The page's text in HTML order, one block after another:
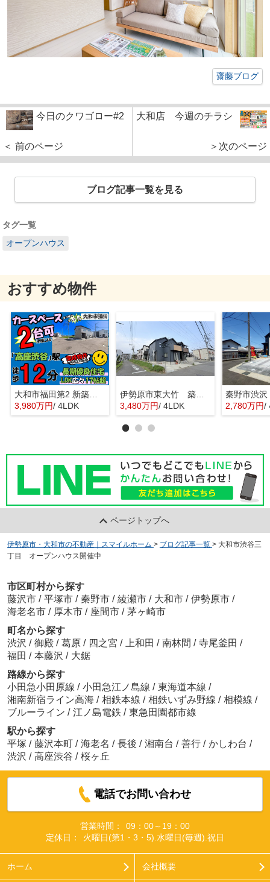
齋藤ブログ
今日のクワゴロー#2
＜ 前のページ
大和店 今週のチラシ
＞次のページ
ブログ記事一覧を見る
タグ一覧
オープンハウス
おすすめ物件
大和市福田第2 新築戸建 全10棟
3,980万円/ 4LDK
伊勢原市東大竹 築浅中古住宅
3,480万円/ 4LDK 2,780万円/
ページトップへ
伊勢原市・大和市の不動産｜スマイルホーム > ブログ記事一覧 > 大和市渋谷三
丁目 オープンハウス開催中
市区町村から探す
藤沢市 / 平塚市 / 秦野市 / 綾瀬市 / 大和市 / 伊勢原市 /
海老名市 / 厚木市 / 座間市 / 茅ヶ崎市
町名から探す
渋沢 / 御殿 / 葛原 / 四之宮 / 上和田 / 南林間 / 寺尾釜田 /
福田 / 本藤沢 / 大鋸
路線から探す
小田急小田原線 / 小田急江ノ島線 / 東海道本線 /
湘南新宿ライン高海 / 相鉄本線 / 相鉄いずみ野線 / 相模線 /
ブルーライン / 江ノ島電鉄 / 東急田園都市線
駅から探す
平塚 / 藤沢本町 / 海老名 / 長後 / 湘南台 / 善行 / かしわ台 /
渋沢 / 高座渋谷 / 桜ヶ丘
電話でお問い合わせ
営業時間：
09：00～19：00
定休日：
火曜日(第1・3・5).水曜日(毎週).祝日
ホーム 会社概要